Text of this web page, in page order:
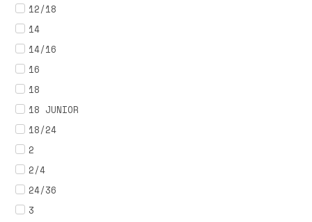
12/18
14
14/16
16
18
18 JUNIOR
18/24
2
2/4
24/36
3